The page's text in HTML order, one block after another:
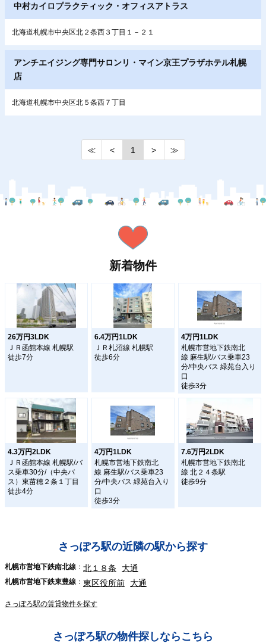
中村カイロプラクティック・オフィスアトラス
北海道札幌市中央区北２条西３丁目１－２１
アンチエイジング専門サロンリ・マイン京王プラザホテル札幌
店
北海道札幌市中央区北５条西７丁目
≪ < 1 > ≫
新着物件
26万円3LDK
ＪＲ函館本線 札幌駅
徒歩7分
6.4万円1LDK
ＪＲ札沼線 札幌駅
徒歩6分
4万円1LDK
札幌市営地下鉄南北
線 麻生駅/バス乗車23
分/中央バス 緑苑台入り
口
徒歩3分
4.3万円2LDK
ＪＲ函館本線 札幌駅/バ
ス乗車30分/（中央バ
ス）東苗穂２条１丁目
徒歩4分
4万円1LDK
札幌市営地下鉄南北
線 麻生駅/バス乗車23
分/中央バス 緑苑台入り
口
徒歩3分
7.6万円2LDK
札幌市営地下鉄南北
線 北２４条駅
徒歩9分
さっぽろ駅の近隣の駅から探す
札幌市営地下鉄南北線 北１８条 大通
札幌市営地下鉄東豊線 東区役所前 大通
さっぽろ駅の賃貸物件を探す
さっぽろ駅の物件探しならこちら